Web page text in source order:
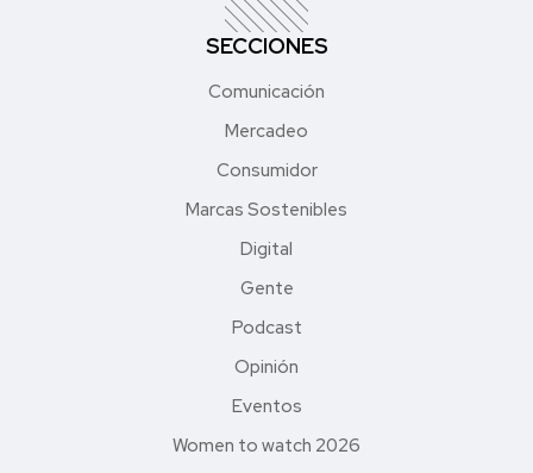
SECCIONES
Comunicación
Mercadeo
Consumidor
Marcas Sostenibles
Digital
Gente
Podcast
Opinión
Eventos
Women to watch 2026